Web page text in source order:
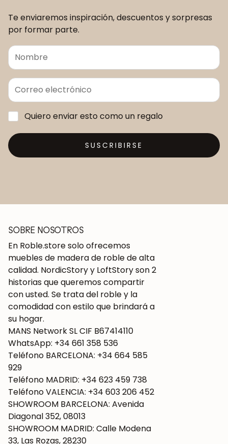
Te enviaremos inspiración, descuentos y sorpresas
por formar parte.
Quiero enviar esto como un regalo
SUSCRIBIRSE
SOBRE NOSOTROS
En Roble.store solo ofrecemos
muebles de madera de roble de alta
calidad. NordicStory y LoftStory son 2
historias que queremos compartir
con usted. Se trata del roble y la
comodidad con estilo que brindará a
su hogar.
MANS Network SL CIF B67414110
WhatsApp: +34 661 358 536
Teléfono BARCELONA: +34 664 585
929
Teléfono MADRID: +34 623 459 738
Teléfono VALENCIA: +34 603 206 452
SHOWROOM BARCELONA: Avenida
Diagonal 352, 08013
SHOWROOM MADRID: Calle Modena
33, Las Rozas, 28230